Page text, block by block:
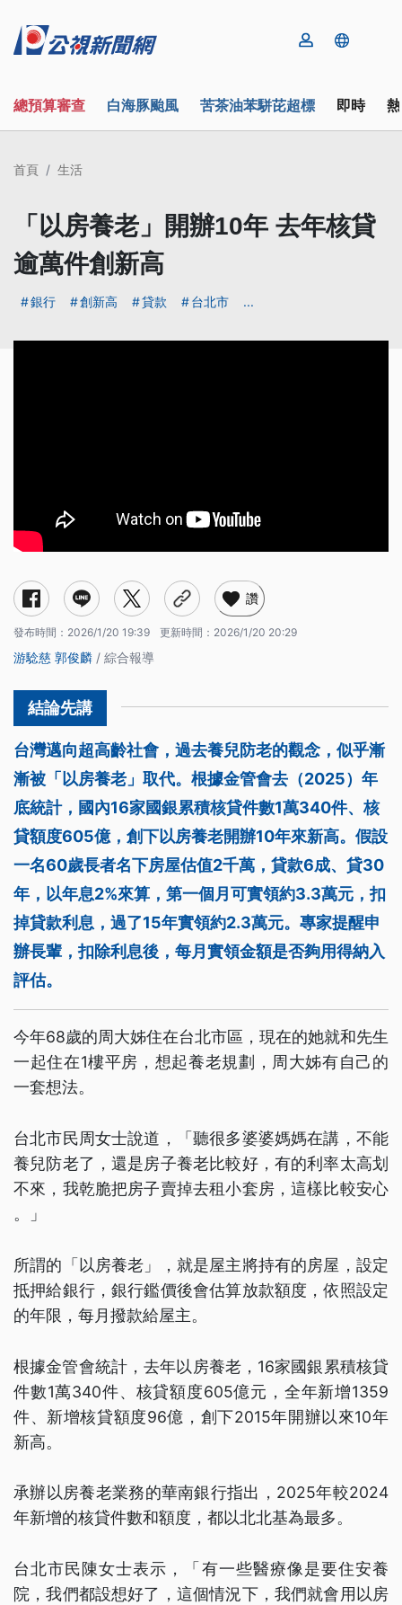
總預算審查 白海豚颱風 苦茶油苯駢芘超標 即時
首頁 生活
「以房養老」開辦10年 去年核貸
逾萬件創新高
銀行 創新高 貸款 台北市 ...
讚
發布時間： 2026/1/20 19:39 更新時間： 2026/1/20 20:29
游騐慈 郭俊麟 / 綜合報導
台灣邁向超高齡社會，過去養兒防老的觀念，似乎漸
漸被「以房養老」取代。根據金管會去（2025）年
底統計，國內16家國銀累積核貸件數1萬340件、核
貸額度605億，創下以房養老開辦10年來新高。假設
一名60歲長者名下房屋估值2千萬，貸款6成、貸30
年，以年息2%來算，第一個月可實領約3.3萬元，扣
掉貸款利息，過了15年實領約2.3萬元。專家提醒申
辦長輩，扣除利息後，每月實領金額是否夠用得納入
評估。
今年68歲的周大姊住在台北市區，現在的她就和先生
一起住在1樓平房，想起養老規劃，周大姊有自己的
一套想法。
台北市民周女士說道，「聽很多婆婆媽媽在講，不能
養兒防老了，還是房子養老比較好，有的利率太高划
不來，我乾脆把房子賣掉去租小套房，這樣比較安心
。」
所謂的「以房養老」，就是屋主將持有的房屋，設定
抵押給銀行，銀行鑑價後會估算放款額度，依照設定
的年限，每月撥款給屋主。
根據金管會統計，去年以房養老，16家國銀累積核貸
件數1萬340件、核貸額度605億元，全年新增1359
件、新增核貸額度96億，創下2015年開辦以來10年
新高。
承辦以房養老業務的華南銀行指出，2025年較2024
年新增的核貸件數和額度，都以北北基為最多。
台北市民陳女士表示，「有一些醫療像是要住安養
院，我們都設想好了，這個情況下，我們就會用以房